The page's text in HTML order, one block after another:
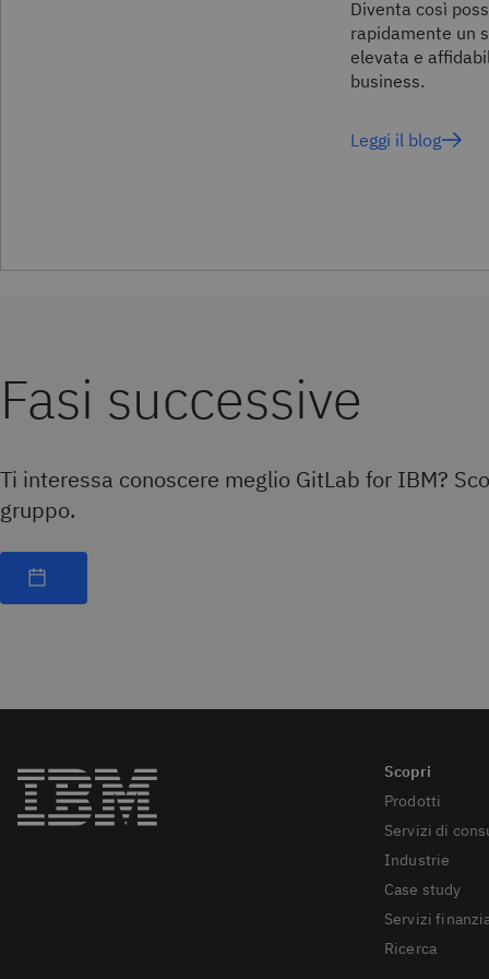
Diventa così
rapidamente un
elevata e
business.
Leggi il blog
Fasi successive
Ti interessa conoscere meglio GitLab for IBM?
gruppo.
Prodotti
Servizi di
Industrie
Case study
Servizi
Ricerca